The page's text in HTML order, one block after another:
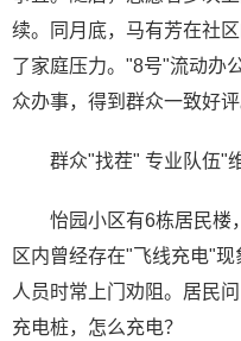
续。同月底，马有芳在社
了家庭压力。"8号"流动办
众办事，得到群众一致好评
群众"找茬" 专业队伍"
怡园小区有6栋居民楼
区内曾经存在"飞线充电"
人员时常上门劝阻。居民
充电桩，怎么充电？